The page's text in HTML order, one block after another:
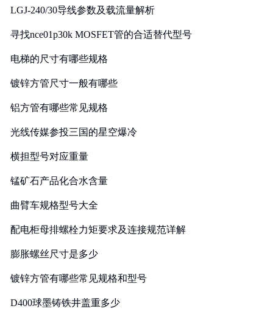
LGJ-240/30导线参数及载流量解析
寻找nce01p30k MOSFET管的合适替代型号
电梯的尺寸有哪些规格
镀锌方管尺寸一般有哪些
铝方管有哪些常见规格
光线传媒参投三国的星空爆冷
横担型号对应重量
锰矿石产品化合水含量
曲臂车规格型号大全
配电柜母排螺栓力矩要求及连接规范详解
膨胀螺丝尺寸是多少
镀锌方管有哪些常见规格和型号
D400球墨铸铁井盖重多少